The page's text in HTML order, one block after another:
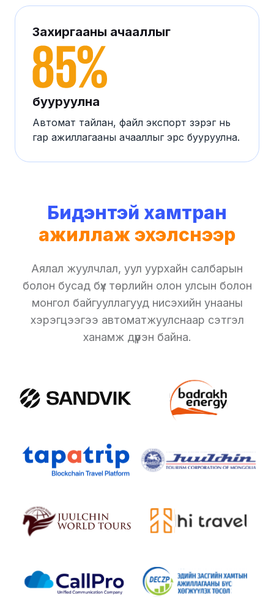
Захиргааны ачааллыг
бууруулна
Автомат тайлан, файл экспорт зэрэг нь
гар ажиллагааны ачааллыг эрс бууруулна.
Бидэнтэй хамтран
ажиллаж эхэлснээр
Аялал жуулчлал, уул уурхайн салбарын
болон бусад бүх төрлийн олон улсын болон
монгол байгууллагууд нисэхийн унааны
хэрэгцээгээ автоматжуулснаар сэтгэл
ханамж дүүрэн байна.